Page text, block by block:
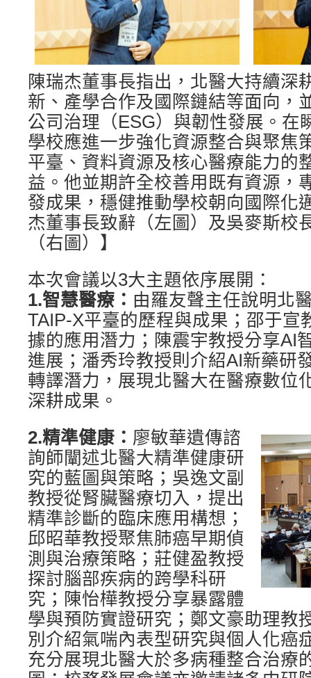
陳瑞杰董事長指出，北醫大持續深
新、產學合作及國際鏈結等面向，
公司治理（ESG）與韌性發展。在
學校應進一步強化資源整合與聚焦
平臺、資料資源及核心醫療能力的
益。他並期許全校善用既有資源，
發成果，穩健推動學校朝向國際化
杰董事長致辭（左圖）及吳麥斯校
（右圖）】
本次會議以3大主題依序展開：
1.智慧醫療： 由羅友聲主任說明北
TAIP-X平臺的歷程與成果；邵于宣
據的應用潛力；陳震宇教授分享AI
進展；潘秀玲教授則介紹AI新藥研
轉譯潛力，展現北醫大在醫療數位
深耕成果。
2.精準健康： 廖敏華遺傳諮
詢師闡述北醫大精準健康研
究的藍圖與策略；吳逸文副
教授從腎臟醫療切入，提出
精準診斷的臨床應用構想；
邱昭華教授聚焦肺癌早期偵
測與治療策略；莊健盈教授
探討腦部疾病的跨學科研
究；陳怡樺教授分享暴露體
學與預防實證研究；鄭文豪助理教
別介紹氣喘內表型研究與個人化癌
充分展現北醫大於多病種整合治療